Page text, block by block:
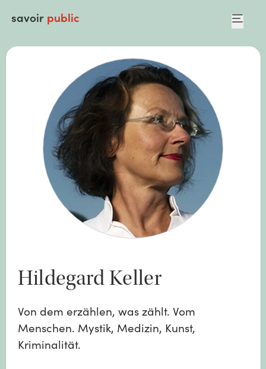
savoir public
Hildegard Keller
Von dem erzählen, was zählt. Vom
Menschen. Mystik, Medizin, Kunst,
Kriminalität.